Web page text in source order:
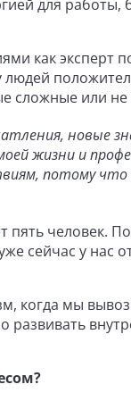
для работы,
как эксперт
людей
сложные или
новые
жизни и
потому
человек.
сейчас у нас
когда мы